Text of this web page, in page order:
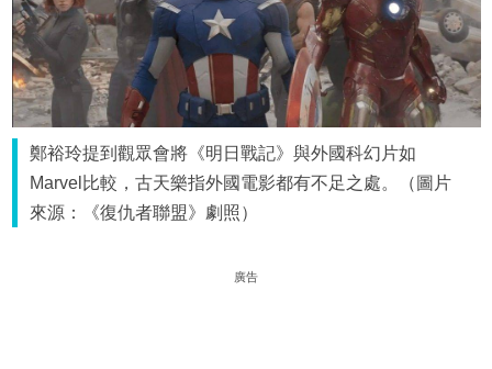
鄭裕玲提到觀眾會將《明日戰記》與外國科幻片如
Marvel比較，古天樂指外國電影都有不足之處。（圖片
來源：《復仇者聯盟》劇照）
廣告